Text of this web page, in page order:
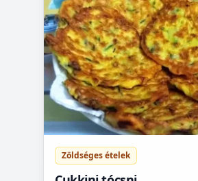
Zöldséges ételek